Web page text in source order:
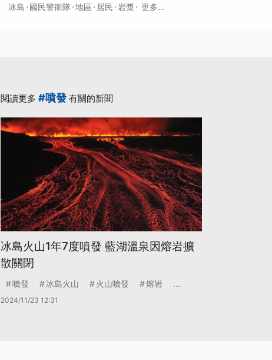
冰島 · 國民警衛隊·地區 · 居民 ·岩漿 · 更多...
閱讀更多 #噴發 有關的新聞
冰島火山1年7度噴發 藍湖溫泉因熔岩擴
散關閉
噴發 冰島火山 火山噴發 熔岩 ...
2024/11/23 12:31